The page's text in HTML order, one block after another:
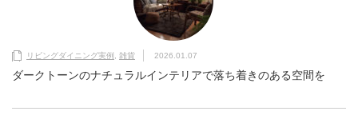
リビングダイニング実例 , 雑貨 2026.01.07
ダークトーンのナチュラルインテリアで落ち着きのある空間を